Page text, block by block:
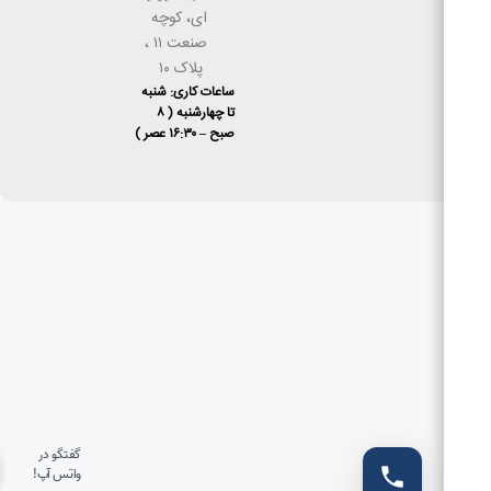
ای، كوچه
صنعت ۱۱ ،
ساعات کاری: شنبه
تا چهارشنبه ( ۸
واتس آپ!